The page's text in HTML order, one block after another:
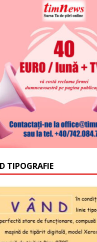
TIPOGRAFIE